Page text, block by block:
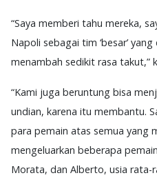
“Saya memberi tahu mereka,
Napoli sebagai tim ‘besar’
menambah sedikit rasa takut,”
“Kami juga beruntung bisa
undian, karena itu membantu.
para pemain atas semua yang
mengeluarkan beberapa
Morata, dan Alberto, usia rata-